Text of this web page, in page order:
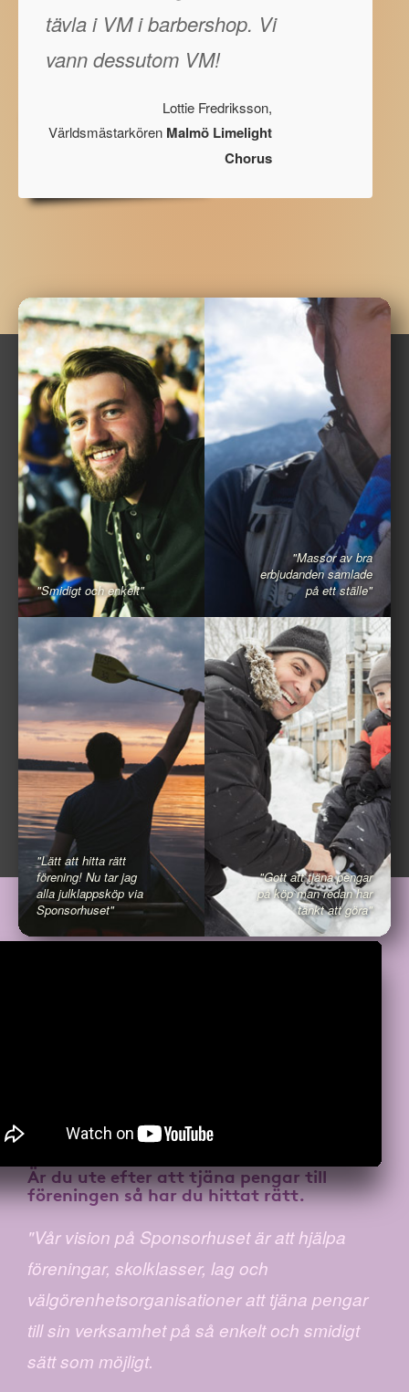
tävla i VM i barbershop. Vi
vann dessutom VM!
Lottie Fredriksson,
Världsmästarkören Malmö Limelight
Chorus
"Smidigt och enkelt"
"Massor av bra
erbjudanden samlade
på ett ställe"
"Lätt att hitta rätt
förening! Nu tar jag
alla julklappsköp via
Sponsorhuset"
"Gott att tjäna pengar
på köp man redan har
tänkt att göra"
Är du ute efter atttjäna pengar till
föreningenså har du hittat rätt.
"Vår vision på Sponsorhuset är att hjälpa
föreningar, skolklasser, lag och
välgörenhetsorganisationer att tjäna pengar
till sin verksamhet på så enkelt och smidigt
sätt som möjligt.